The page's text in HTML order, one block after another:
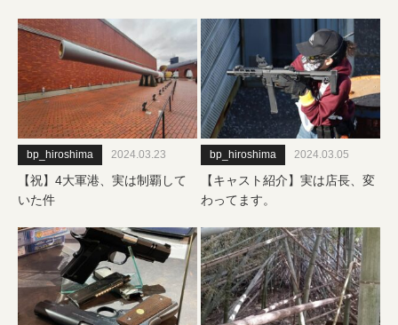
bp_hiroshima 2024.03.23
【祝】4大軍港、実は制覇して
いた件
bp_hiroshima 2024.03.05
【キャスト紹介】実は店長、変
わってます。